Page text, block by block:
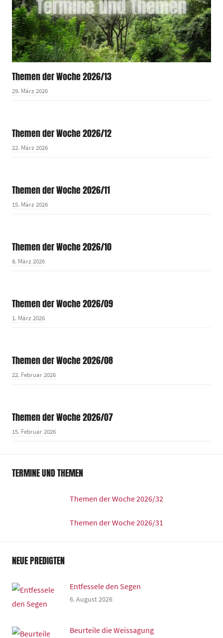
Themen der Woche 2026/13
29. März 2026
Themen der Woche 2026/12
22. März 2026
Themen der Woche 2026/11
15. März 2026
Themen der Woche 2026/10
8. März 2026
Themen der Woche 2026/09
1. März 2026
Themen der Woche 2026/08
22. Februar 2026
Themen der Woche 2026/07
15. Februar 2026
TERMINE UND THEMEN
Themen der Woche 2026/32
Themen der Woche 2026/31
NEUE PREDIGTEN
Entfessele den Segen
6. August 2026
Beurteile die Weissagung